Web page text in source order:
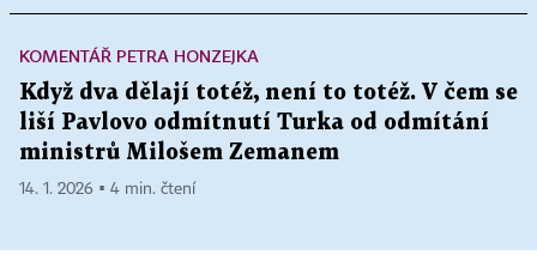
KOMENTÁŘ PETRA HONZEJKA
Když dva dělají totéž, není to totéž. V čem se
liší Pavlovo odmítnutí Turka od odmítání
ministrů Milošem Zemanem
14. 1. 2026 ▪ 4 min. čtení